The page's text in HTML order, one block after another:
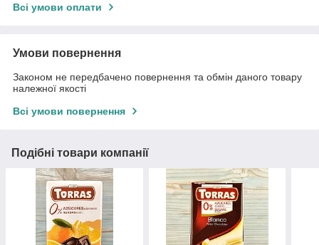
Всі умови оплати
Умови повернення
Законом не передбачено повернення та обмін даного товару
належної якості
Всі умови повернення
Подібні товари компанії